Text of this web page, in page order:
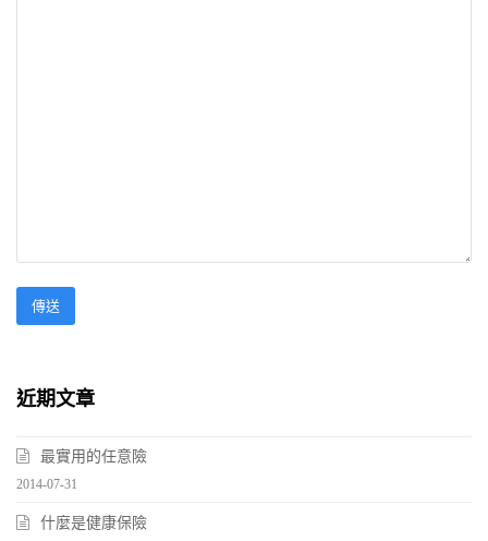
近期文章
最實用的任意險
2014-07-31
什麼是健康保險